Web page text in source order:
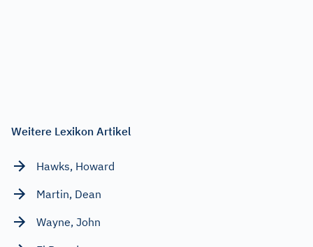
Weitere Lexikon Artikel
Hawks, Howard
Martin, Dean
Wayne, John